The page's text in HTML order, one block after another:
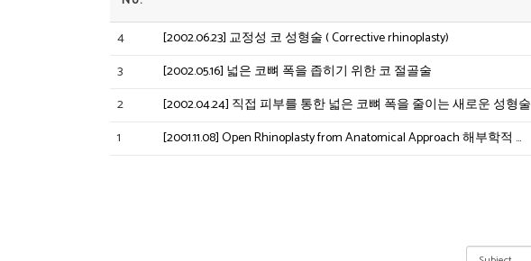
4 [2002.06.23] 교정성 코 성형술 ( Corrective rhinoplasty)
3
[2002.05.16] 넓은 코뼈 폭을 좁히기 위한 코 절골술
2
[2002.04.24] 직접 피부를 통한 넓은 코뼈 폭을 줄이는 새로운 성형술
1
[2001.11.08] Open Rhinoplasty from Anatomical Approach 해부학적 …